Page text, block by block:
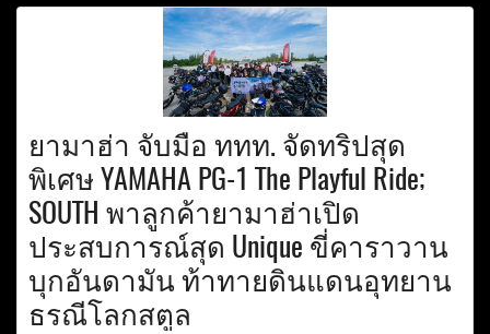
ยามาฮ่า จับมือ ททท. จัดทริปสุด
พิเศษ YAMAHA PG-1 The Playful Ride;
SOUTH พาลูกค้ายามาฮ่าเปิด
ประสบการณ์สุด Unique ขี่คาราวาน
บุกอันดามัน ท้าทายดินแดนอุทยาน
ธรณีโลกสตูล